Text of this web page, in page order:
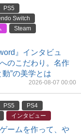
PS5
Switch
Steam
』インタビュ
のこだわり。名作
”の美学とは
2026-08-07 00:00
PS5
PS4
インタビュー
ームを作って、や